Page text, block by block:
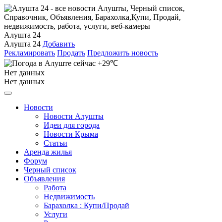
Алушта 24
Алушта 24 Добавить
Рекламировать Продать Предложить новость
+29℃
Нет данных
Нет данных
Новости
Новости Алушты
Идеи для города
Новости Крыма
Статьи
Аренда жилья
Форум
Черный список
Объявления
Работа
Недвижимость
Барахолка : Купи/Продай
Услуги